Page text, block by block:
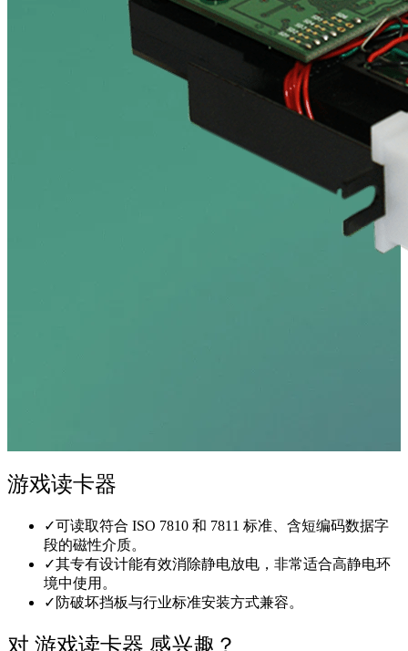
游戏读卡器
✓可读取符合 ISO 7810 和 7811 标准、含短编码数据字
段的磁性介质。
✓其专有设计能有效消除静电放电，非常适合高静电环
境中使用。
✓ 防破坏挡板与行业标准安装方式兼容。
对 游戏读卡器 感兴趣？